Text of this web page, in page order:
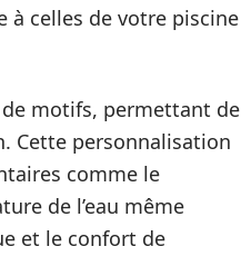
à celles de votre piscine
motifs, permettant de
Cette personnalisation
comme le
de l’eau même
et le confort de